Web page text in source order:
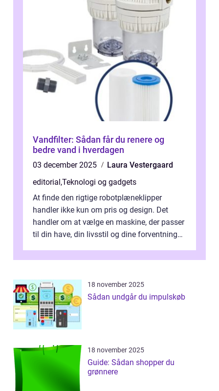
Vandfilter: Sådan får du renere og
bedre vand i hverdagen
03 december 2025
Laura Vestergaard
editorial,Teknologi og gadgets
At finde den rigtige robotplæneklipper
handler ikke kun om pris og design. Det
handler om at vælge en maskine, der passer
til din have, din livsstil og dine forventninger.
18 november 2025
Sådan undgår du impulskøb
18 november 2025
Guide: Sådan shopper du
grønnere